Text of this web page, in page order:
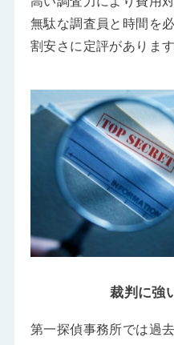
無駄な調査員と時間を
割安さに定評があります
裁判に強
第一探偵事務所では過